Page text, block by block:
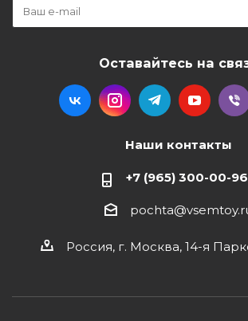
Оставайтесь на
Наши контакты
+7 (965) 300-00-96
Россия, г. Москва, 14-я